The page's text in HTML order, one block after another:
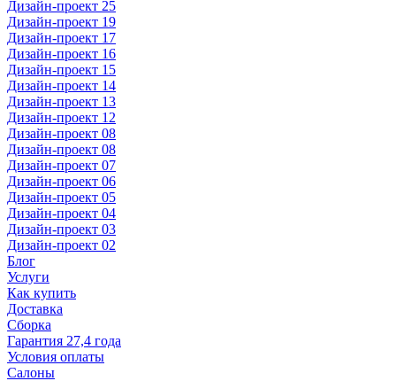
Дизайн-проект 25
Дизайн-проект 19
Дизайн-проект 17
Дизайн-проект 16
Дизайн-проект 15
Дизайн-проект 14
Дизайн-проект 13
Дизайн-проект 12
Дизайн-проект 08
Дизайн-проект 08
Дизайн-проект 07
Дизайн-проект 06
Дизайн-проект 05
Дизайн-проект 04
Дизайн-проект 03
Дизайн-проект 02
Блог
Услуги
Как купить
Доставка
Сборка
Гарантия 27,4 года
Условия оплаты
Салоны